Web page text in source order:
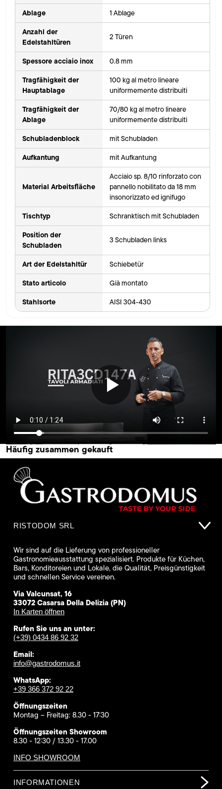
Ablage 1 Ablage
Anzahl der
Edelstahltüren
2 Türen
Spessore acciaio inox 0.8 mm
Tragfähigkeit der
Hauptablage
100 kg al metro lineare
uniformemente distribuiti
Tragfähigkeit der
Ablage
70/80 kg al metro lineare
uniformemente distribuiti
Schubladenblock mit Schubladen
Aufkantung mit Aufkantung
Material Arbeitsfläche
Acciaio sp. 8/10 rinforzato con
pannello nobilitato da 18 mm
insonorizzato ed ignifugo
Tischtyp Schranktisch mit Schubladen
Position der
Schubladen
3 Schubladen links
Art der Edelstahltür Schiebetür
Stato articolo Già montato
Stahlsorte AISI 304-430
Häufig zusammen gekauft
RISTODOM SRL
Wir sind auf die Lieferung von professioneller
Gastronomieausstattung spezialisiert. Produkte für Küchen,
Bars, Konditoreien und Lokale, die Qualität, Preisgünstigkeit
und schnellen Service vereinen.
Via Valcunsat, 16
33072 Casarsa Della Delizia (PN)
In Karten öffnen
Rufen Sie uns an unter:
(+39) 0434 86 92 32
Email:
info@gastrodomus.it
WhatsApp:
+39 366 372 92 22
Öffnungszeiten
Montag – Freitag: 8.30 - 17:30
Öffnungszeiten Showroom
8.30 - 12:30 / 13.30 - 17.00
INFO SHOWROOM
INFORMATIONEN